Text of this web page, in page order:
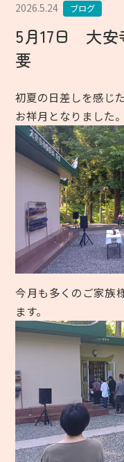
2026.5.24 ブログ
5月17日 大
要
初夏の日差しを感じ
お祥月となりました。
今月も多くのご家族
ます。